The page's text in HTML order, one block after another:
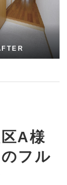
A様
フル